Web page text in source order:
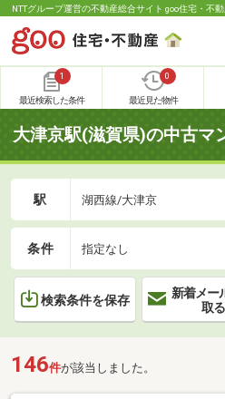
NTTグループ運営の不動産総合サイト goo住宅・不
1
最近検索した条件
0
最近見た物件
大津京駅(滋賀県)の中古マ
駅 湖西線/大津京
条件 指定なし
検索条件を保存
新着メー
取る
146件が該当しました。